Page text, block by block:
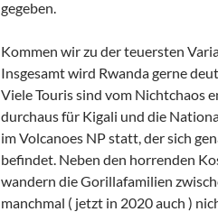
gegeben.
Kommen wir zu der teuersten
Insgesamt wird Rwanda gerne
Viele Touris sind vom Nichtchaos
durchaus für Kigali und die
im Volcanoes NP statt, der sich
befindet. Neben den horrenden
wandern die Gorillafamilien
manchmal ( jetzt in 2020 auch )